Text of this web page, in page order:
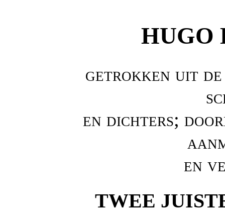
HUGO
getrokken uit
en dichters;
en
TWEE